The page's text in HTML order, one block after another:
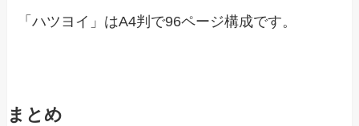
「ハツヨイ」はA4判で96ページ構成です。
まとめ